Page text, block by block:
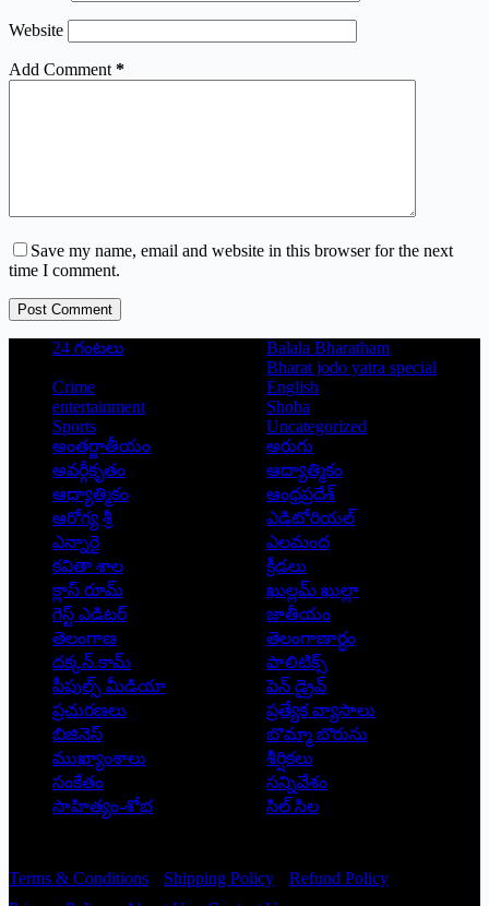
Website
Add Comment *
Save my name, email and website in this browser for the next
time I comment.
Post Comment
24 గంటలు
Balala Bharatham
Bharat jodo yatra special
Crime
English
entertainment
Shoba
Sports
Uncategorized
అంతర్జాతీయం
అరుగు
అవర్గీకృతం
ఆద్యాత్మికం
ఆధ్యాత్మికం
ఆంధ్రప్రదేశ్
ఆరోగ్య శ్రీ
ఎడిటోరియల్
ఎన్నారై
ఎలమంద
కవితా శాల
క్రీడలు
క్లాస్ రూమ్
ఖుల్లమ్ ఖుల్లా
గెస్ట్ ఎడిటర్
జాతీయం
తెలంగాణ
తెలంగాణార్థం
దక్కన్.కామ్
పాలిటిక్స్
పీపుల్స్ ‌మీడియా
పెన్ డ్రైవ్
ప్రచురణలు
ప్రత్యేక వ్యాసాలు
బిజినెస్
బొమ్మా బొరుసు
ముఖ్యాంశాలు
శీర్షికలు
సంకేతం
సన్నివేశం
సాహిత్యం-శోభ
సిల్ సిల
Terms & Conditions Shipping Policy
Refund Policy